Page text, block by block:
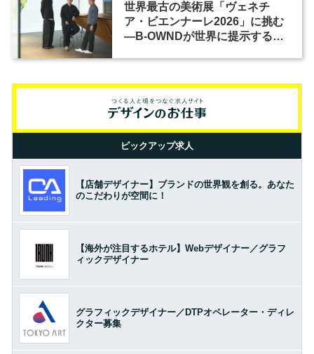
世界最古の美術展「ヴェネチ
ア・ビエンナーレ2026」に挑む
―B-OWNDが世界に提示する美
ピックアップ求人
【店舗デザイナー】ブランドの世界観を創る。あなた
のこだわりが空間に！
【海外が注目するホテル】Webデザイナー／グラフ
ィックデザイナー
グラフィックデザイナー／DTPオペレーター・ディレ
クター募集